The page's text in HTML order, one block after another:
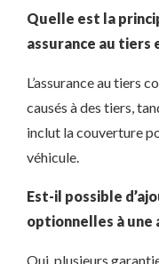
Quelle est la
assurance au tiers
L’assurance au tiers
causés à des tiers,
inclut la couverture
véhicule.
Est-il possible
optionnelles à une
Oui, plusieurs